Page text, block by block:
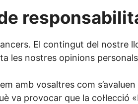
n
x
El contingut del nostre
les nostres opinions
amb vosaltres com
va provocar que la col·lecció